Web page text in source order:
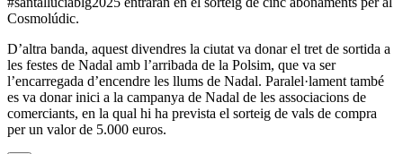
Cosmolúdic.
D’altra banda, aquest divendres la ciutat va donar el tret de sortida a
les festes de Nadal amb l’arribada de la Polsim, que va ser
l’encarregada d’encendre les llums de Nadal. Paralel·lament també
es va donar inici a la campanya de Nadal de les associacions de
comerciants, en la qual hi ha prevista el sorteig de vals de compra
per un valor de 5.000 euros.